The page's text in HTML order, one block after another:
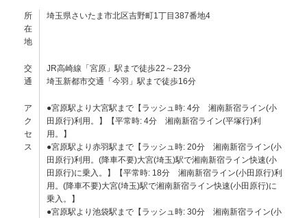
所
在
地
埼玉県さいたま市北区吉野町1丁目387番地4
交
通
JR高崎線「宮原」駅まで徒歩22～23分
埼玉新都市交通「今羽」駅まで徒歩16分
ア
ク
セ
ス
●宮原駅より大宮駅まで【ラッシュ時: 4分 湘南新宿ライン(小
田原行)利用。】【平常時: 4分 湘南新宿ライン(平塚行)利
用。】
●宮原駅より赤羽駅まで【ラッシュ時: 20分 湘南新宿ライン(小
田原行)利用。(降車不要)大宮(埼玉)駅で湘南新宿ライン快速(小
田原行)に乗入。】【平常時: 18分 湘南新宿ライン(小田原行)利
用。(降車不要)大宮(埼玉)駅で湘南新宿ライン快速(小田原行)に
乗入。】
●宮原駅より池袋駅まで【ラッシュ時: 30分 湘南新宿ライン(小